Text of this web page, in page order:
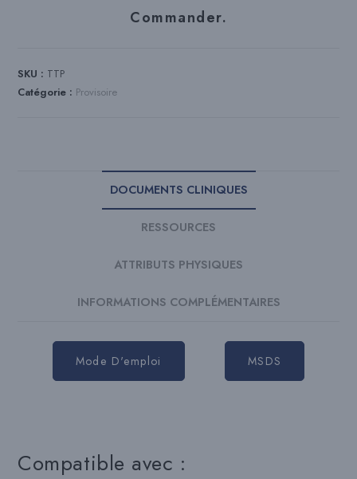
Commander.
SKU : TTP
Catégorie : Provisoire
DOCUMENTS CLINIQUES
RESSOURCES
ATTRIBUTS PHYSIQUES
INFORMATIONS COMPLÉMENTAIRES
Mode D'emploi MSDS
Compatible avec :